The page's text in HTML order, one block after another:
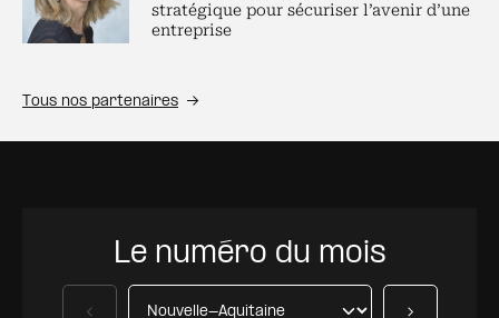
stratégique pour sécuriser l’avenir d’une
entreprise
Tous nos partenaires
Le numéro du mois